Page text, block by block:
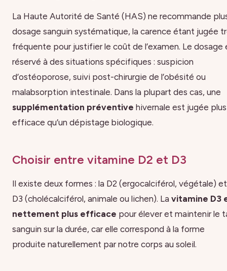
La Haute Autorité de Santé (HAS) ne recommande
dosage sanguin systématique, la carence étant jugée
fréquente pour justifier le coût de l’examen. Le dosage
réservé à des situations spécifiques : suspicion
d’ostéoporose, suivi post-chirurgie de l’obésité ou
malabsorption intestinale. Dans la plupart des cas, une
supplémentation préventive hivernale est jugée plus
efficace qu’un dépistage biologique.
Choisir entre vitamine D2 et D3
Il existe deux formes : la D2 (ergocalciférol, végétale)
D3 (cholécalciférol, animale ou lichen). La vitamine D3
nettement plus efficace pour élever et maintenir le
sanguin sur la durée, car elle correspond à la forme
produite naturellement par notre corps au soleil.